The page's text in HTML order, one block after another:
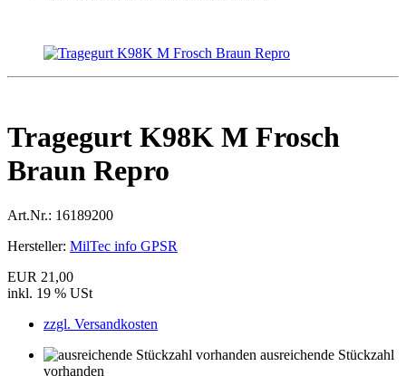
Tragegurt K98K M Frosch
Braun Repro
Art.Nr.: 16189200
Hersteller: MilTec info GPSR
EUR 21,00
inkl. 19 % USt
zzgl. Versandkosten
ausreichende Stückzahl
vorhanden